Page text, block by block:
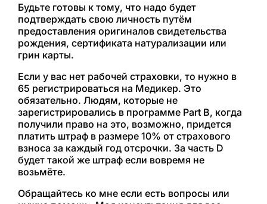
Будьте готовы к тому, что надо будет
подтверждать свою личность путём
предоставления оригиналов свидетельства
рождения, сертификата натурализации или
грин карты.
Если у вас нет рабочей страховки, то нужно в
65 регистрироваться на Медикер. Это
обязательно. Людям, которые не
зарегистрировались в программе Part B, когда
получили право на это, возможно, придется
платить штраф в размере 10% от страхового
взноса за каждый год отсрочки. За часть D
будет такой же штраф если вовремя не
возьмёте.
Обращайтесь ко мне если есть вопросы или